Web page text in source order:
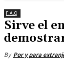
F.A.Q
Sirve el
By Por y para